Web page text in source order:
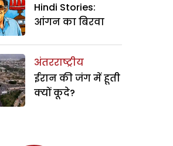
Hindi Stories:
आंगन का बिरवा
अंतरराष्ट्रीय
ईरान की जंग में हूती
क्यों कूदे?